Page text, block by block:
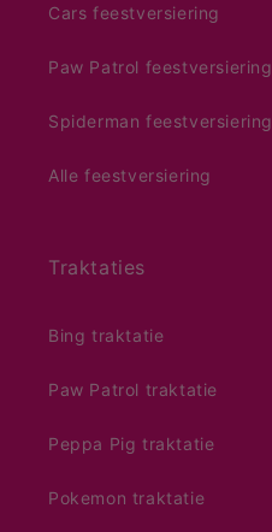
Cars feestversiering
Paw Patrol feestversiering
Spiderman feestversiering
Alle feestversiering
Traktaties
Bing traktatie
Paw Patrol traktatie
Peppa Pig traktatie
Pokemon traktatie